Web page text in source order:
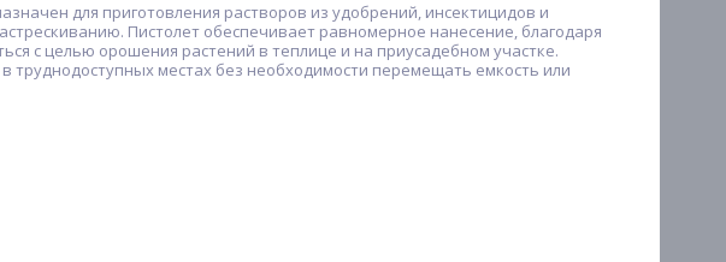
для приготовления растворов из удобрений, инсектицидов и
Пистолет обеспечивает равномерное нанесение, благодаря
с целью орошения растений в теплице и на приусадебном участке.
труднодоступных местах без необходимости перемещать емкость или